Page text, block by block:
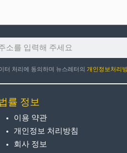
터 처리에 동의하며 뉴스레터의 개인정보처리
률 정보
이용 약관
개인정보 처리방침
회사 정보